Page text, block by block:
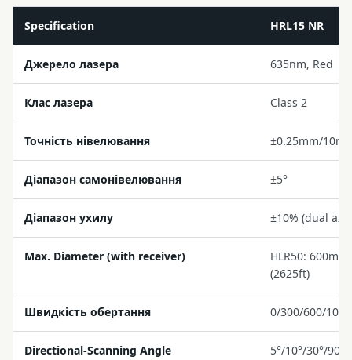
Specification HRL15 NR
Джерело лазера 635nm, Red
Клас лазера Class 2
Точність нівелювання ±0.25mm/10m
Діапазон самонівелювання ±5°
Діапазон ухилу ±10% (dual
Max. Diameter (with receiver)
HLR50: 600m
(2625ft)
Швидкість обертання 0/300/600/
Directional-Scanning Angle 5°/10°/30°/90°